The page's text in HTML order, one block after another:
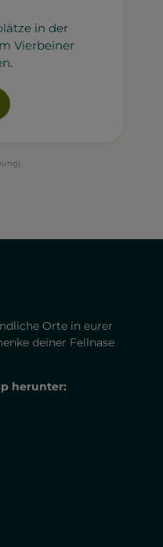
in der
Vierbeiner
Orte in eurer
deiner Fellnase
herunter: